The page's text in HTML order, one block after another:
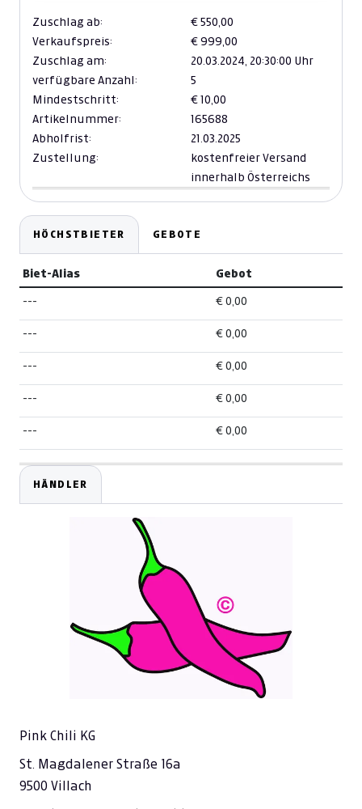
Zuschlag ab:
€ 550,00
Verkaufspreis:
€ 999,00
Zuschlag am:
20.03.2024, 20:30:00 Uhr
verfügbare Anzahl:
5
Mindestschritt:
€ 10,00
Artikelnummer:
165688
Abholfrist:
21.03.2025
Zustellung:
kostenfreier Versand
innerhalb Österreichs
HÖCHSTBIETER GEBOTE
Biet-Alias Gebot
--- € 0,00
--- € 0,00
--- € 0,00
--- € 0,00
--- € 0,00
HÄNDLER
Pink Chili KG
St. Magdalener Straße 16a
9500 Villach